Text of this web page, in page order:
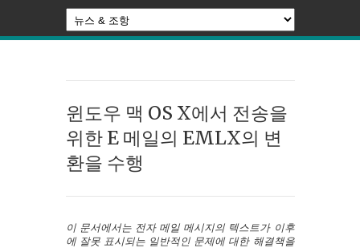
윈도우 맥 OS X에서 전송을
위한 E 메일의 EMLX의 변
환을 수행
이 문서에서는 전자 메일 메시지의 텍스트가 이후
에 잘못 표시되는 일반적인 문제에 대한 해결책을